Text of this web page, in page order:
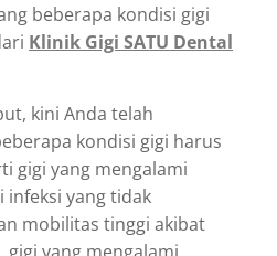
beberapa kondisi gigi
Klinik Gigi SATU Dental
kini Anda telah
kondisi gigi harus
gigi yang mengalami
infeksi yang tidak
mobilitas tinggi akibat